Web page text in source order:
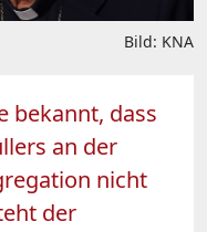
Bild: KNA
bekannt, dass
an der
nicht
der